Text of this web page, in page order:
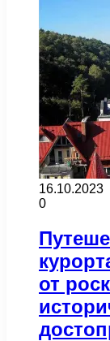
16.10.2023
0
от